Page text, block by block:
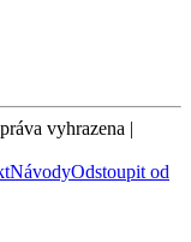
vyhrazena |
NávodyOdstoupit od